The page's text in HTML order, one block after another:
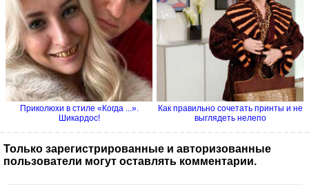
Приколюхи в стиле «Когда ...».
Шикардос!
Как правильно сочетать принты и не
выглядеть нелепо
Только зарегистрированные и авторизованные
пользователи могут оставлять комментарии.